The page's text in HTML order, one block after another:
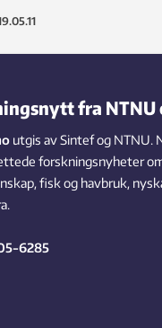
fra NTNU
utgis av Sintef og
forskningsnyheter
fisk og havbruk,
6285